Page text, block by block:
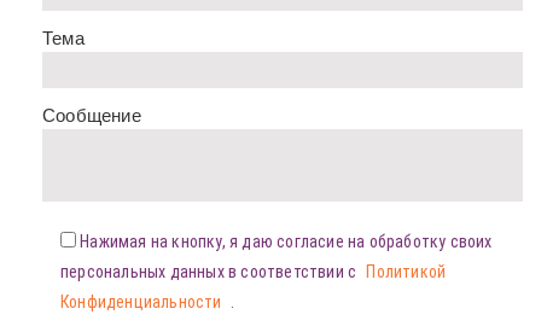
Тема
Сообщение
Нажимая на кнопку, я даю согласие на обработку своих
персональных данных в соответствии с
Политикой
Конфиденциальности